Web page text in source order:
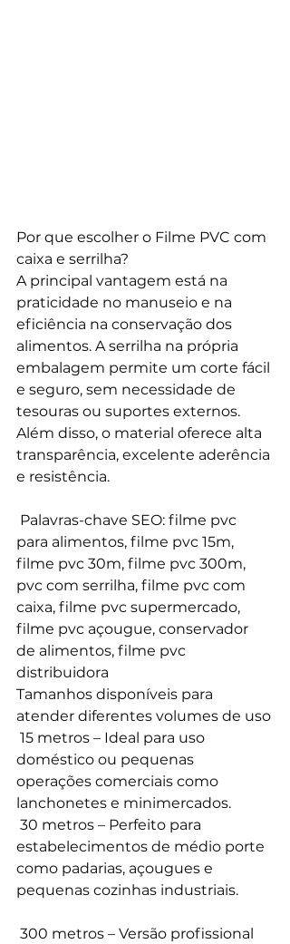
Por que escolher o Filme PVC com
caixa e serrilha?
A principal vantagem está na
praticidade no manuseio e na
eficiência na conservação dos
alimentos. A serrilha na própria
embalagem permite um corte fácil
e seguro, sem necessidade de
tesouras ou suportes externos.
Além disso, o material oferece alta
transparência, excelente aderência
e resistência.
Palavras-chave SEO: filme pvc
para alimentos, filme pvc 15m,
filme pvc 30m, filme pvc 300m,
pvc com serrilha, filme pvc com
caixa, filme pvc supermercado,
filme pvc açougue, conservador
de alimentos, filme pvc
distribuidora
Tamanhos disponíveis para
atender diferentes volumes de uso
15 metros – Ideal para uso
doméstico ou pequenas
operações comerciais como
lanchonetes e minimercados.
30 metros – Perfeito para
estabelecimentos de médio porte
como padarias, açougues e
pequenas cozinhas industriais.
300 metros – Versão profissional